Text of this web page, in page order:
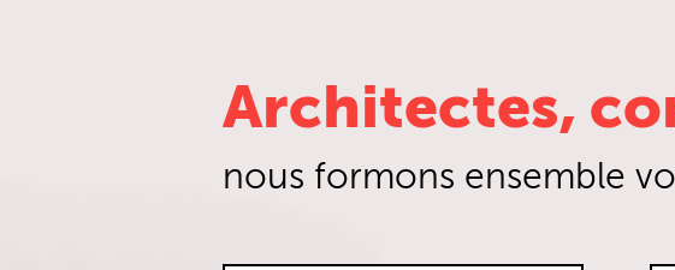
Architectes,
nous formons ensemble